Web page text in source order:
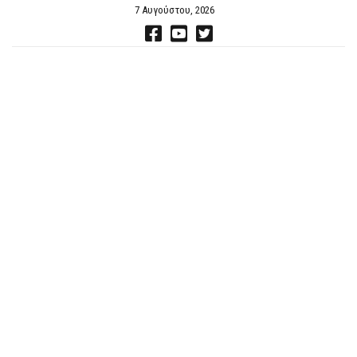
7 Αυγούστου, 2026